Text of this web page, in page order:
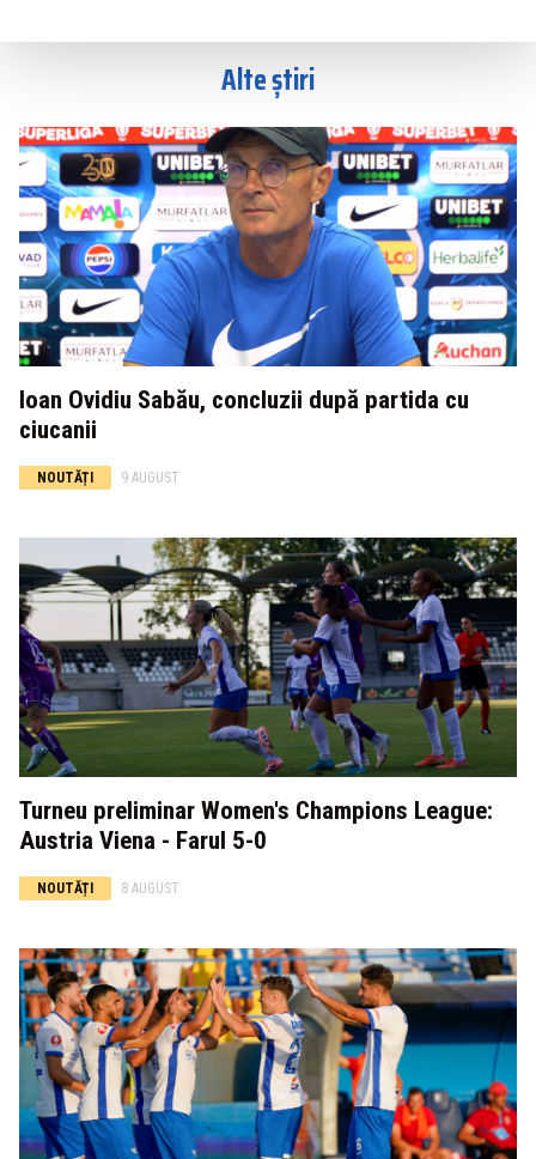
Alte știri
Ioan Ovidiu Sabău, concluzii după partida cu
ciucanii
NOUTĂȚI 9 AUGUST
Turneu preliminar Women's Champions League:
Austria Viena - Farul 5-0
NOUTĂȚI 8 AUGUST